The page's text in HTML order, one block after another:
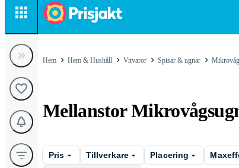
Hem Hem & Hushåll Vitvaror Spisar & ugnar
Mellanstor
Pris Tillverkare Placering